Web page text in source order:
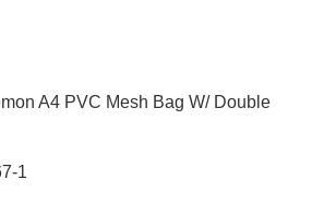
A4 PVC Mesh Bag W/ Double
1